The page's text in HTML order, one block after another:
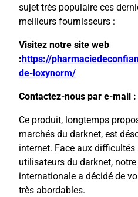
sujet très populaire ces
meilleurs fournisseurs :
Visitez notre site web
: https://
de-loxynorm/
Contactez-nous par e-mail
Ce produit, longtemps
marchés du darknet, est
internet. Face aux difficultés
utilisateurs du darknet,
internationale a décidé de
très abordables.